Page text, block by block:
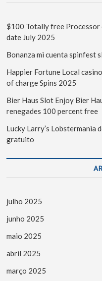
$100 Totally free
date July 2025
Bonanza mi cuenta spinfest
Happier Fortune Local
of charge Spins 2025
Bier Haus Slot Enjoy Bier
renegades 100 percent free
Lucky Larry’s Lobstermania
gratuito
julho 2025
junho 2025
maio 2025
abril 2025
março 2025